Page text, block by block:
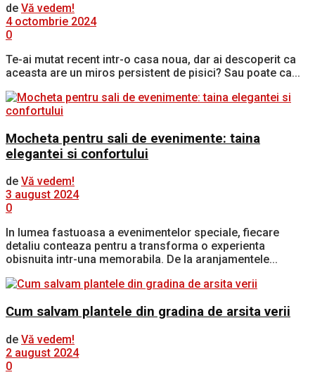
de Vă vedem!
4 octombrie 2024
0
Te-ai mutat recent intr-o casa noua, dar ai descoperit ca
aceasta are un miros persistent de pisici? Sau poate ca...
Mocheta pentru sali de evenimente: taina
elegantei si confortului
de Vă vedem!
3 august 2024
0
In lumea fastuoasa a evenimentelor speciale, fiecare
detaliu conteaza pentru a transforma o experienta
obisnuita intr-una memorabila. De la aranjamentele...
Cum salvam plantele din gradina de arsita verii
de Vă vedem!
2 august 2024
0